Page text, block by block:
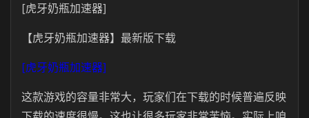
[虎牙奶瓶加速器]
【虎牙奶瓶加速器】最新版下载
[虎牙奶瓶加速器]
这款游戏的容量非常大，玩家们在下载的时候普遍反映